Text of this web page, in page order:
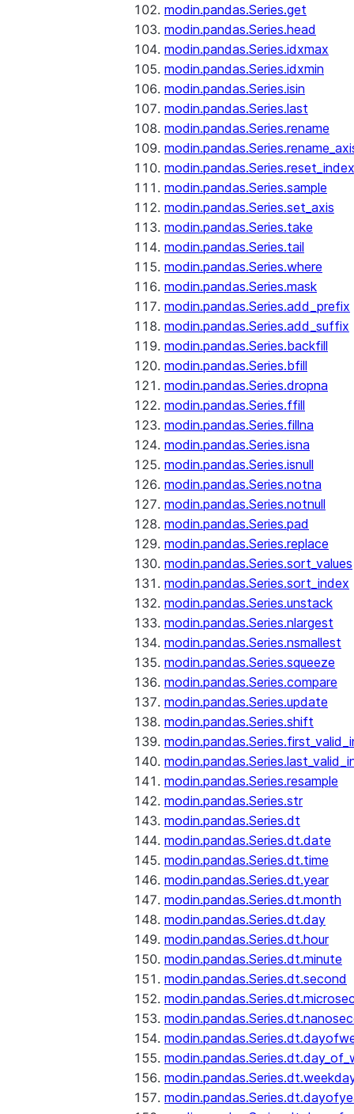
modin.pandas.Series.get
modin.pandas.Series.head
modin.pandas.Series.idxmax
modin.pandas.Series.idxmin
modin.pandas.Series.isin
modin.pandas.Series.last
modin.pandas.Series.rename
modin.pandas.Series.reset_index
modin.pandas.Series.sample
modin.pandas.Series.set_axis
modin.pandas.Series.take
modin.pandas.Series.tail
modin.pandas.Series.where
modin.pandas.Series.mask
modin.pandas.Series.add_prefix
modin.pandas.Series.add_suffix
modin.pandas.Series.backfill
modin.pandas.Series.bfill
modin.pandas.Series.dropna
modin.pandas.Series.ffill
modin.pandas.Series.fillna
modin.pandas.Series.isna
modin.pandas.Series.isnull
modin.pandas.Series.notna
modin.pandas.Series.notnull
modin.pandas.Series.pad
modin.pandas.Series.replace
modin.pandas.Series.sort_values
modin.pandas.Series.sort_index
modin.pandas.Series.unstack
modin.pandas.Series.nlargest
modin.pandas.Series.nsmallest
modin.pandas.Series.squeeze
modin.pandas.Series.compare
modin.pandas.Series.update
modin.pandas.Series.shift
modin.pandas.Series.resample
modin.pandas.Series.str
modin.pandas.Series.dt
modin.pandas.Series.dt.date
modin.pandas.Series.dt.time
modin.pandas.Series.dt.year
modin.pandas.Series.dt.month
modin.pandas.Series.dt.day
modin.pandas.Series.dt.hour
modin.pandas.Series.dt.minute
modin.pandas.Series.dt.second